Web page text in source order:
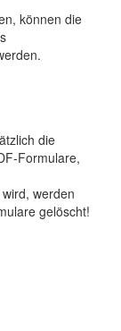
können die
die
Formulare,
werden
gelöscht!